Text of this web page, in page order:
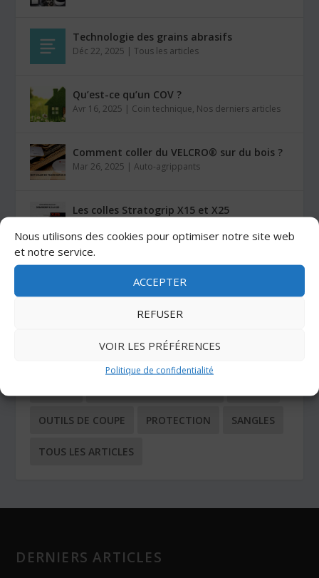
Nous utilisons des cookies pour optimiser notre site web
et notre service.
ACCEPTER
REFUSER
VOIR LES PRÉFÉRENCES
Politique de confidentialité
Technologie des grains abrasifs
Déc 22, 2025 |Tous les articles
Qu’est-ce qu’un COV ?
Avr 16, 2025 | Coin technique, Nos derniers articles
Comment coller du VELCRO® sur du bois ?
Mar 26, 2025 |Auto-agrippants
Les colles Stratogrip X15 et X25
OUTILS DE COUPE PROTECTION SANGLES
TOUS LES ARTICLES
DERNIERS ARTICLES